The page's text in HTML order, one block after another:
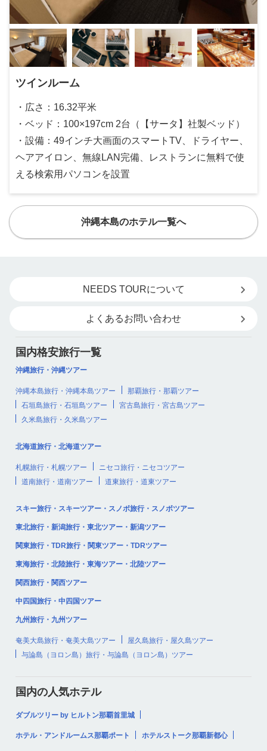
ツインルーム
・広さ：16.32平米
・ベッド：100×197cm 2台（【サータ】社製ベッド）
・設備：49インチ大画面のスマートTV、ドライヤー、
ヘアアイロン、無線LAN完備、レストランに無料で使
える検索用パソコンを設置
沖縄本島のホテル一覧へ
NEEDS TOURについて
よくあるお問い合わせ
国内格安旅行一覧
沖縄旅行・沖縄ツアー
沖縄本島旅行・沖縄本島ツアー
那覇旅行・那覇ツアー
石垣島旅行・石垣島ツアー
宮古島旅行・宮古島ツアー
久米島旅行・久米島ツアー
北海道旅行・北海道ツアー
札幌旅行・札幌ツアー
ニセコ旅行・ニセコツアー
道南旅行・道南ツアー
道東旅行・道東ツアー
スキー旅行・スキーツアー・スノボ旅行・スノボツアー
東北旅行・新潟旅行・東北ツアー・新潟ツアー
関東旅行・TDR旅行・関東ツアー・TDRツアー
東海旅行・北陸旅行・東海ツアー・北陸ツアー
関西旅行・関西ツアー
中四国旅行・中四国ツアー
九州旅行・九州ツアー
奄美大島旅行・奄美大島ツアー
屋久島旅行・屋久島ツアー
与論島（ヨロン島）旅行・与論島（ヨロン島）ツアー
国内の人気ホテル
ダブルツリー by ヒルトン那覇首里城
ホテル・アンドルームス那覇ポート ホテルストーク那覇新都心